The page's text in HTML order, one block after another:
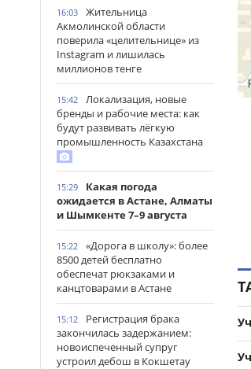
16:03
Жительница
Акмолинской области
поверила «целительнице» из
Instagram и лишилась
миллионов тенге
15:42
Локализация, новые
бренды и рабочие места: как
будут развивать лёгкую
промышленность Казахстана
15:29
Какая погода
ожидается в Астане, Алматы
и Шымкенте 7–9 августа
15:22
«Дорога в школу»: более
8500 детей бесплатно
обеспечат рюкзаками и
канцтоварами в Астане
15:12
Регистрация брака
закончилась задержанием:
новоиспеченный супруг
устроил дебош в Кокшетау